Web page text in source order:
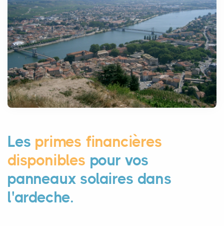
Les primes financières
disponibles pour vos
panneaux solaires dans
l'ardeche.